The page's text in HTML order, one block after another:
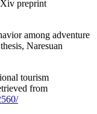
preprint
among adventure
Naresuan
tourism
from